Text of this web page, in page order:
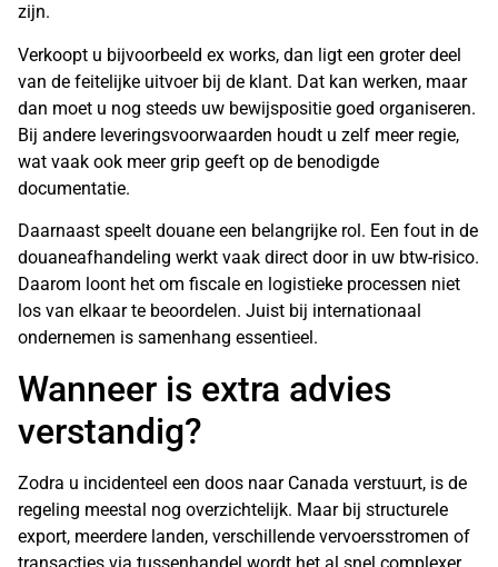
zijn.
Verkoopt u bijvoorbeeld ex works, dan ligt een groter deel
van de feitelijke uitvoer bij de klant. Dat kan werken, maar
dan moet u nog steeds uw bewijspositie goed organiseren.
Bij andere leveringsvoorwaarden houdt u zelf meer regie,
wat vaak ook meer grip geeft op de benodigde
documentatie.
Daarnaast speelt douane een belangrijke rol. Een fout in de
douaneafhandeling werkt vaak direct door in uw btw-risico.
Daarom loont het om fiscale en logistieke processen niet
los van elkaar te beoordelen. Juist bij internationaal
ondernemen is samenhang essentieel.
Wanneer is extra advies
verstandig?
Zodra u incidenteel een doos naar Canada verstuurt, is de
regeling meestal nog overzichtelijk. Maar bij structurele
export, meerdere landen, verschillende vervoersstromen of
transacties via tussenhandel wordt het al snel complexer.